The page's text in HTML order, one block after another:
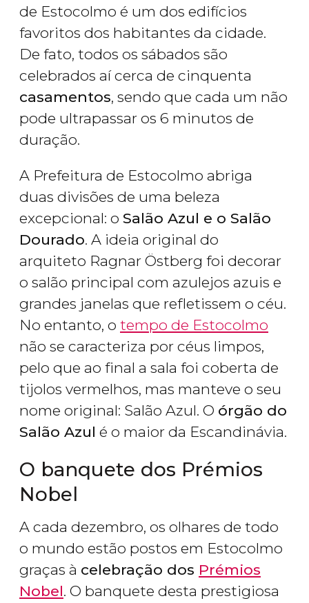
de Estocolmo é um dos edifícios
favoritos dos habitantes da cidade.
De fato, todos os sábados são
celebrados aí cerca de cinquenta
casamentos, sendo que cada um não
pode ultrapassar os 6 minutos de
duração.
A Prefeitura de Estocolmo abriga
duas divisões de uma beleza
excepcional: o Salão Azul e o Salão
Dourado. A ideia original do
arquiteto Ragnar Östberg foi decorar
o salão principal com azulejos azuis e
grandes janelas que refletissem o céu.
No entanto, o tempo de Estocolmo
não se caracteriza por céus limpos,
pelo que ao final a sala foi coberta de
tijolos vermelhos, mas manteve o seu
nome original: Salão Azul. O órgão do
Salão Azul é o maior da Escandinávia.
O banquete dos Prémios
Nobel
A cada dezembro, os olhares de todo
o mundo estão postos em Estocolmo
graças à celebração dos Prémios
Nobel. O banquete desta prestigiosa